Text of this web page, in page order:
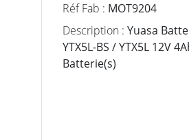
Réf Fab : MOT9204
Description : Yuasa
YTX5L-BS / YTX5L 12V
Batterie(s)